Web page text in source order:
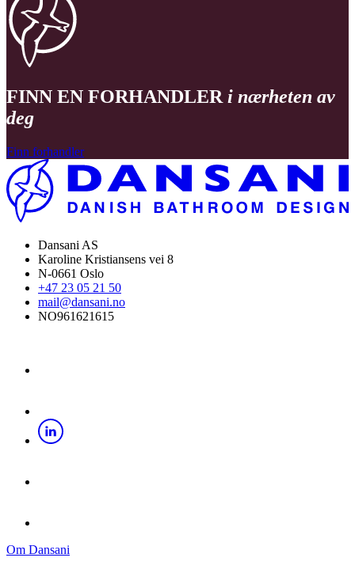
FINN EN FORHANDLER i nærheten av
deg
Finn forhandler
Dansani AS
Karoline Kristiansens vei 8
N-0661 Oslo
+47 23 05 21 50
mail@dansani.no
NO961621615
Om Dansani